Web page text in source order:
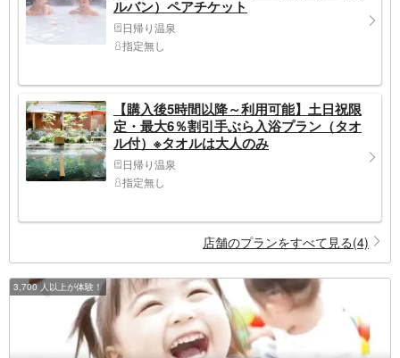
ルバン）ペアチケット
日帰り温泉
指定無し
【購入後5時間以降～利用可能】土日祝限
定・最大6％割引手ぶら入浴プラン（タオ
ル付）※タオルは大人のみ
日帰り温泉
指定無し
店舗のプランをすべて見る(4)
3,700 人以上が体験！